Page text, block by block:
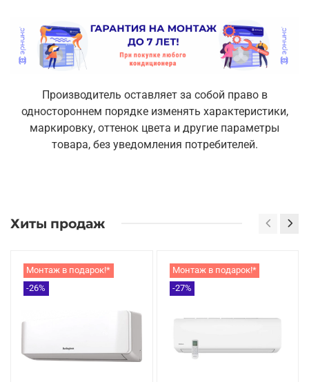
Производитель оставляет за собой право в
одностороннем порядке изменять характеристики,
маркировку, оттенок цвета и другие параметры
товара, без уведомления потребителей.
Хиты продаж
Монтаж в подарок!*
-26%
Монтаж в подарок!*
-27%